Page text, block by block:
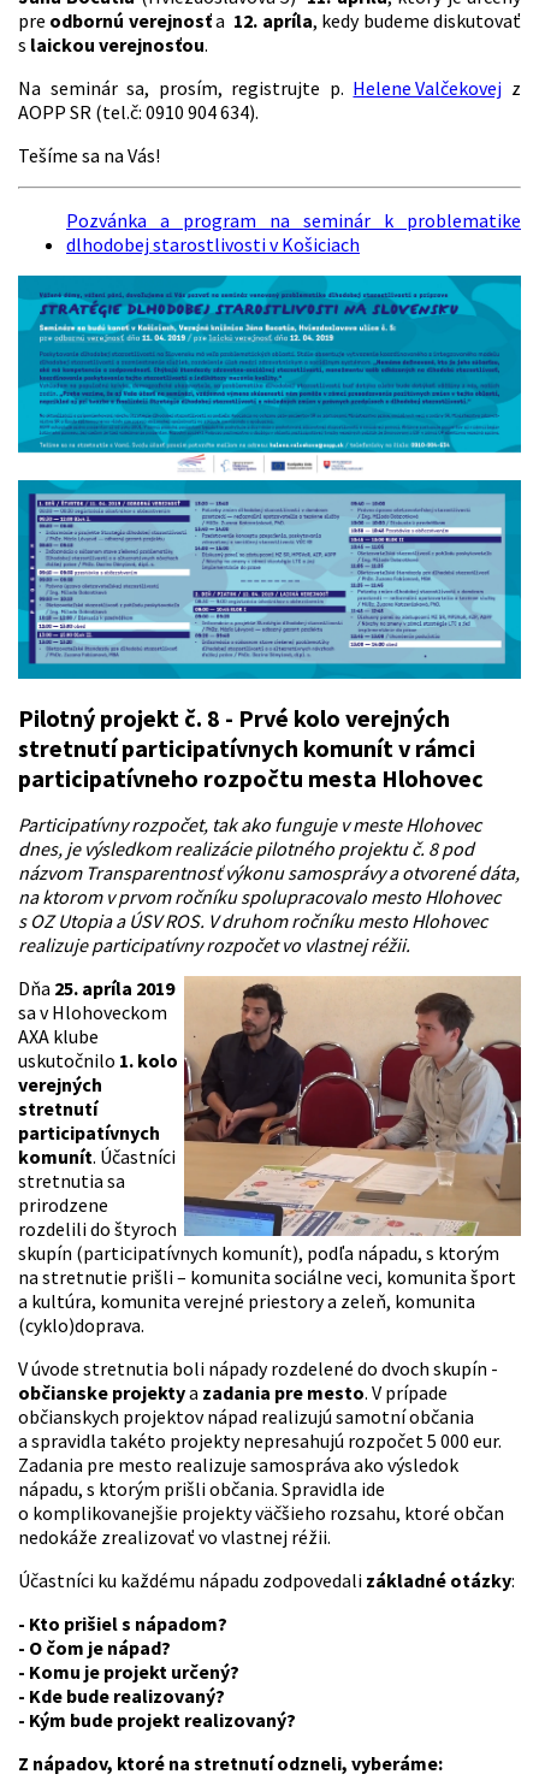
pre odbornú verejnosťa 12. apríla, kedy budeme diskutovať
s laickou verejnosťou.
Na seminár sa, prosím, registrujte p. Helene Valčekovej z
AOPP SR (tel.č: 0910 904 634).
Tešíme sa na Vás!
Pozvánka a program na seminár k problematike
dlhodobej starostlivosti v Košiciach
Pilotný projekt č. 8 - Prvé kolo verejných
stretnutí participatívnych komunít v rámci
participatívneho rozpočtu mesta Hlohovec
Participatívny rozpočet, tak ako funguje v meste Hlohovec
dnes, je výsledkom realizácie pilotného projektu č. 8 pod
názvom Transparentnosť výkonu samosprávy a otvorené dáta,
na ktorom v prvom ročníku spolupracovalo mesto Hlohovec
s OZ Utopia a ÚSV ROS. V druhom ročníku mesto Hlohovec
realizuje participatívny rozpočet vo vlastnej réžii.
Dňa 25. apríla 2019
sa v Hlohoveckom
AXA klube
uskutočnilo 1. kolo
verejných
stretnutí
participatívnych
komunít. Účastníci
stretnutia sa
prirodzene
rozdelili do štyroch
skupín (participatívnych komunít), podľa nápadu, s ktorým
na stretnutie prišli – komunita sociálne veci, komunita šport
a kultúra, komunita verejné priestory a zeleň, komunita
(cyklo)doprava.
V úvode stretnutia boli nápady rozdelené do dvoch skupín -
občianske projektya zadania pre mesto. V prípade
občianskych projektov nápad realizujú samotní občania
a spravidla takéto projekty nepresahujú rozpočet 5 000 eur.
Zadania pre mesto realizuje samospráva ako výsledok
nápadu, s ktorým prišli občania. Spravidla ide
o komplikovanejšie projekty väčšieho rozsahu, ktoré občan
nedokáže zrealizovať vo vlastnej réžii.
Účastníci ku každému nápadu zodpovedali základné otázky:
- Kto prišiel s nápadom?
- O čom je nápad?
- Komu je projekt určený?
- Kde bude realizovaný?
- Kým bude projekt realizovaný?
Z nápadov, ktoré na stretnutí odzneli, vyberáme: